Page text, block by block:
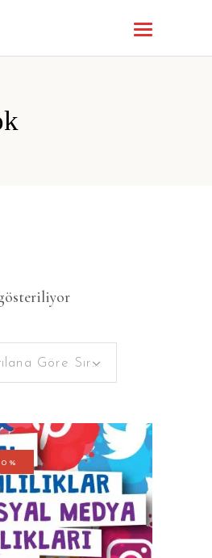
En Çok Satılana Göre Sırala
OKU